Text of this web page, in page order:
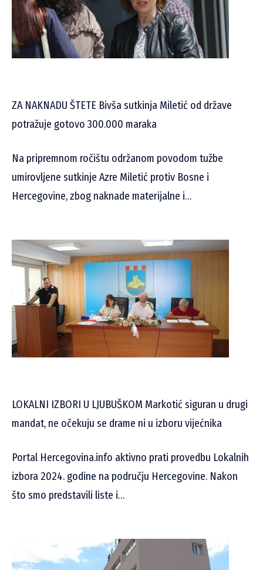
ZA NAKNADU ŠTETE Bivša sutkinja Miletić od države
potražuje gotovo 300.000 maraka
Na pripremnom ročištu održanom povodom tužbe
umirovljene sutkinje Azre Miletić protiv Bosne i
Hercegovine, zbog naknade materijalne i…
LOKALNI IZBORI U LJUBUŠKOM Markotić siguran u drugi
mandat, ne očekuju se drame ni u izboru vijećnika
Portal Hercegovina.info aktivno prati provedbu Lokalnih
izbora 2024. godine na području Hercegovine. Nakon
što smo predstavili liste i…